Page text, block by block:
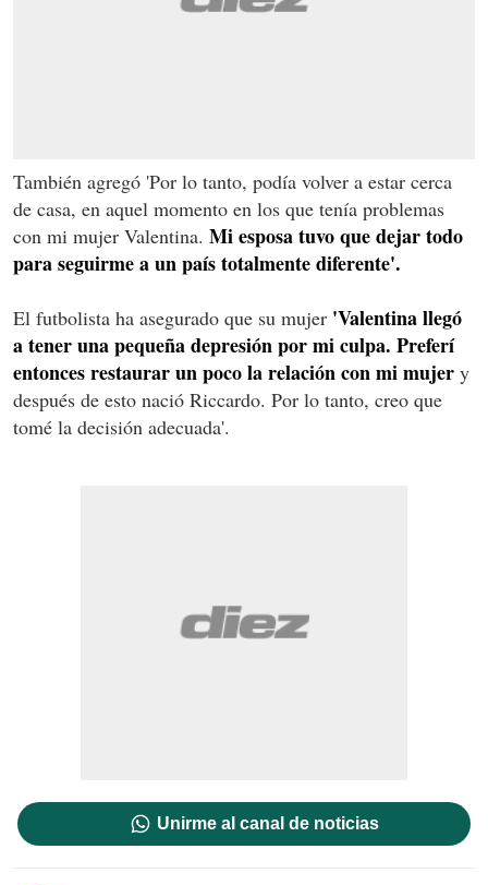
También agregó 'Por lo tanto, podía volver a estar cerca
de casa, en aquel momento en los que tenía problemas
con mi mujer Valentina. Mi esposa tuvo que dejar todo
para seguirme a un país totalmente diferente'.
El futbolista ha asegurado que su mujer 'Valentina llegó
a tener una pequeña depresión por mi culpa. Preferí
entonces restaurar un poco la relación con mi mujer y
después de esto nació Riccardo. Por lo tanto, creo que
tomé la decisión adecuada'.
Unirme al canal de noticias